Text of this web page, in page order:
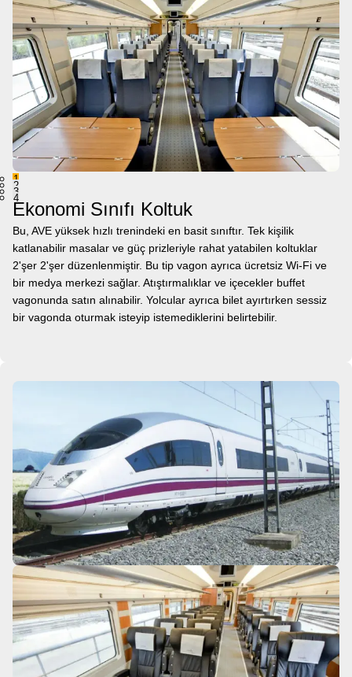
1
2
3
4
Ekonomi Sınıfı Koltuk
Bu, AVE yüksek hızlı trenindeki en basit sınıftır. Tek kişilik
katlanabilir masalar ve güç prizleriyle rahat yatabilen koltuklar
2'şer 2'şer düzenlenmiştir. Bu tip vagon ayrıca ücretsiz Wi-Fi ve
bir medya merkezi sağlar. Atıştırmalıklar ve içecekler buffet
vagonunda satın alınabilir. Yolcular ayrıca bilet ayırtırken sessiz
bir vagonda oturmak isteyip istemediklerini belirtebilir.